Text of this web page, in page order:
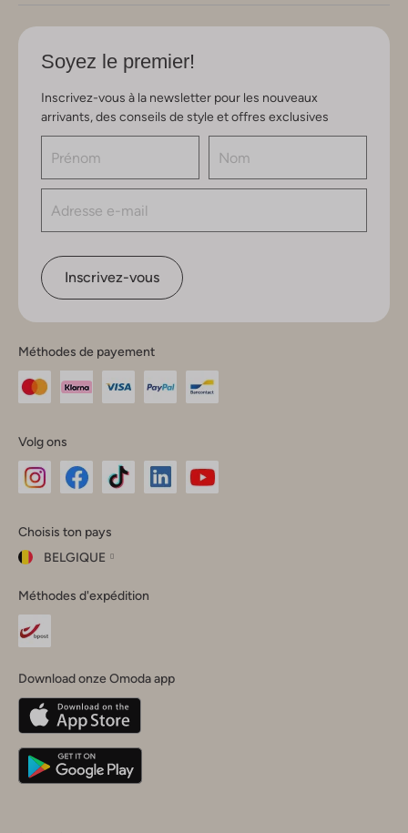
Soyez le premier!
Inscrivez-vous à la newsletter pour les nouveaux
arrivants, des conseils de style et offres exclusives
Inscrivez-vous
Méthodes de payement
Volg ons
Instagram
Facebook
TikTok
Choisis ton pays
BELGIQUE
ton
pays
Fermer
Belgique(Français)
Deutschland
Méthodes d'expédition
Download onze Omoda app